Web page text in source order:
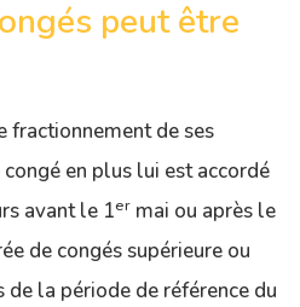
peut être
fractionnement de ses
en plus lui est accordé
avant le 1er mai ou après le
de congés supérieure ou
de la période de référence du